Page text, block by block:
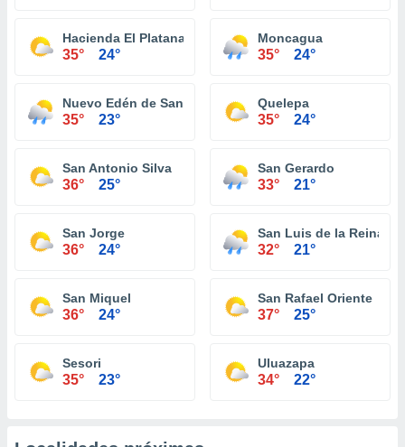
Hacienda El Platanar
35° 24°
Moncagua
35° 24°
Nuevo Edén de San Juan
35° 23°
Quelepa
35° 24°
San Antonio Silva
36° 25°
San Gerardo
33° 21°
San Jorge
36° 24°
San Luis de la Reina
32° 21°
San Miquel
36° 24°
San Rafael Oriente
37° 25°
Sesori
35° 23°
Uluazapa
34° 22°